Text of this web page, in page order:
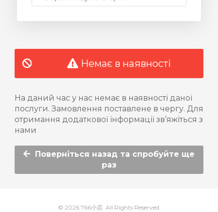
Немає в наявності
На даний час у нас немає в наявності даної
послуги. Замовлення поставлене в чергу. Для
отримання додаткової інформації зв’яжіться з
нами
Поверніться назад та спробуйте ще
раз
© 2026 766小店. All Rights Reserved.